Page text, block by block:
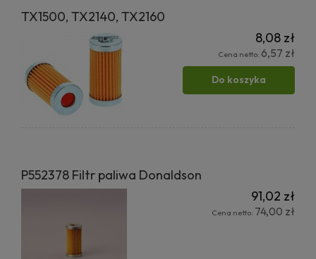
TX1500, TX2140, TX2160
8,08 zł
Cena netto: 6,57 zł
Do koszyka
P552378 Filtr paliwa Donaldson
91,02 zł
Cena netto: 74,00 zł